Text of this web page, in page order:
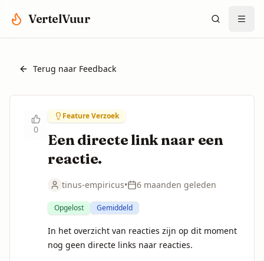
VertelVuur
Terug naar Feedback
0
Feature Verzoek
Een directe link naar een
reactie.
tinus-empiricus• 6 maanden geleden
Opgelost Gemiddeld
In het overzicht van reacties zijn op dit moment
nog geen directe links naar reacties.